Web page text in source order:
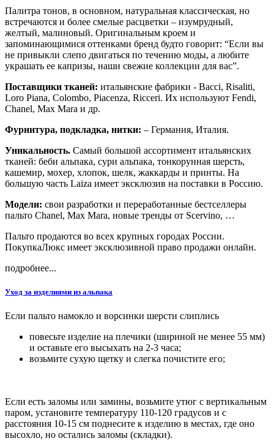
Палитра тонов, в основном, натуральная классическая, но
встречаются и более смелые расцветки – изумрудный,
желтый, малиновый. Оригинальным кроем и
запоминающимися оттенками бренд будто говорит: “Если вы
не привыкли слепо двигаться по течению моды, а любите
украшать ее капризы, наши свежие коллекции для вас”.
Поставщики тканей: итальянские фабрики - Bacci, Risaliti,
Loro Piana, Colombo, Piacenza, Ricceri. Их используют Fendi,
Chanel, Max Mara и др.
Фурнитура, подкладка, нитки: – Германия, Италия.
Уникальность. Самый большой ассортимент итальянских
тканей: беби альпака, сури альпака, тонкорунная шерсть,
кашемир, мохер, хлопок, шелк, жаккарды и принты. На
большую часть Laiza имеет эксклюзив на поставки в Россию.
Модели: свои разработки и переработанные бестселлеры
пальто Chanel, Max Mara, новые тренды от Scervino, …
Пальто продаются во всех крупных городах России.
ПокупкаЛюкс имеет эксклюзивной право продажи онлайн.
подробнее...
Уход за изделиями из альпака
Если пальто намокло и ворсинки шерсти слиплись
повесьте изделие на плечики (шириной не менее 55 мм)
и оставьте его высыхать на 2-3 часа;
возьмите сухую щетку и слегка почистите его;
Если есть заломы или замины, возьмите утюг с вертикальным
паром, установите температуру 110-120 градусов и с
расстояния 10-15 см поднесите к изделию в местах, где оно
высохло, но остались заломы (складки).